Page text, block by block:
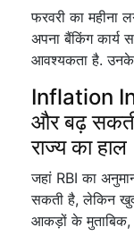
फरवरी का महीना
अपना बैंकिंग कार्य
आवश्यकता है. उनके
Inflation In
और बढ़
राज्य का हाल
जहां RBI का
सकती है, लेकिन
आकड़ों के मुताबिक,